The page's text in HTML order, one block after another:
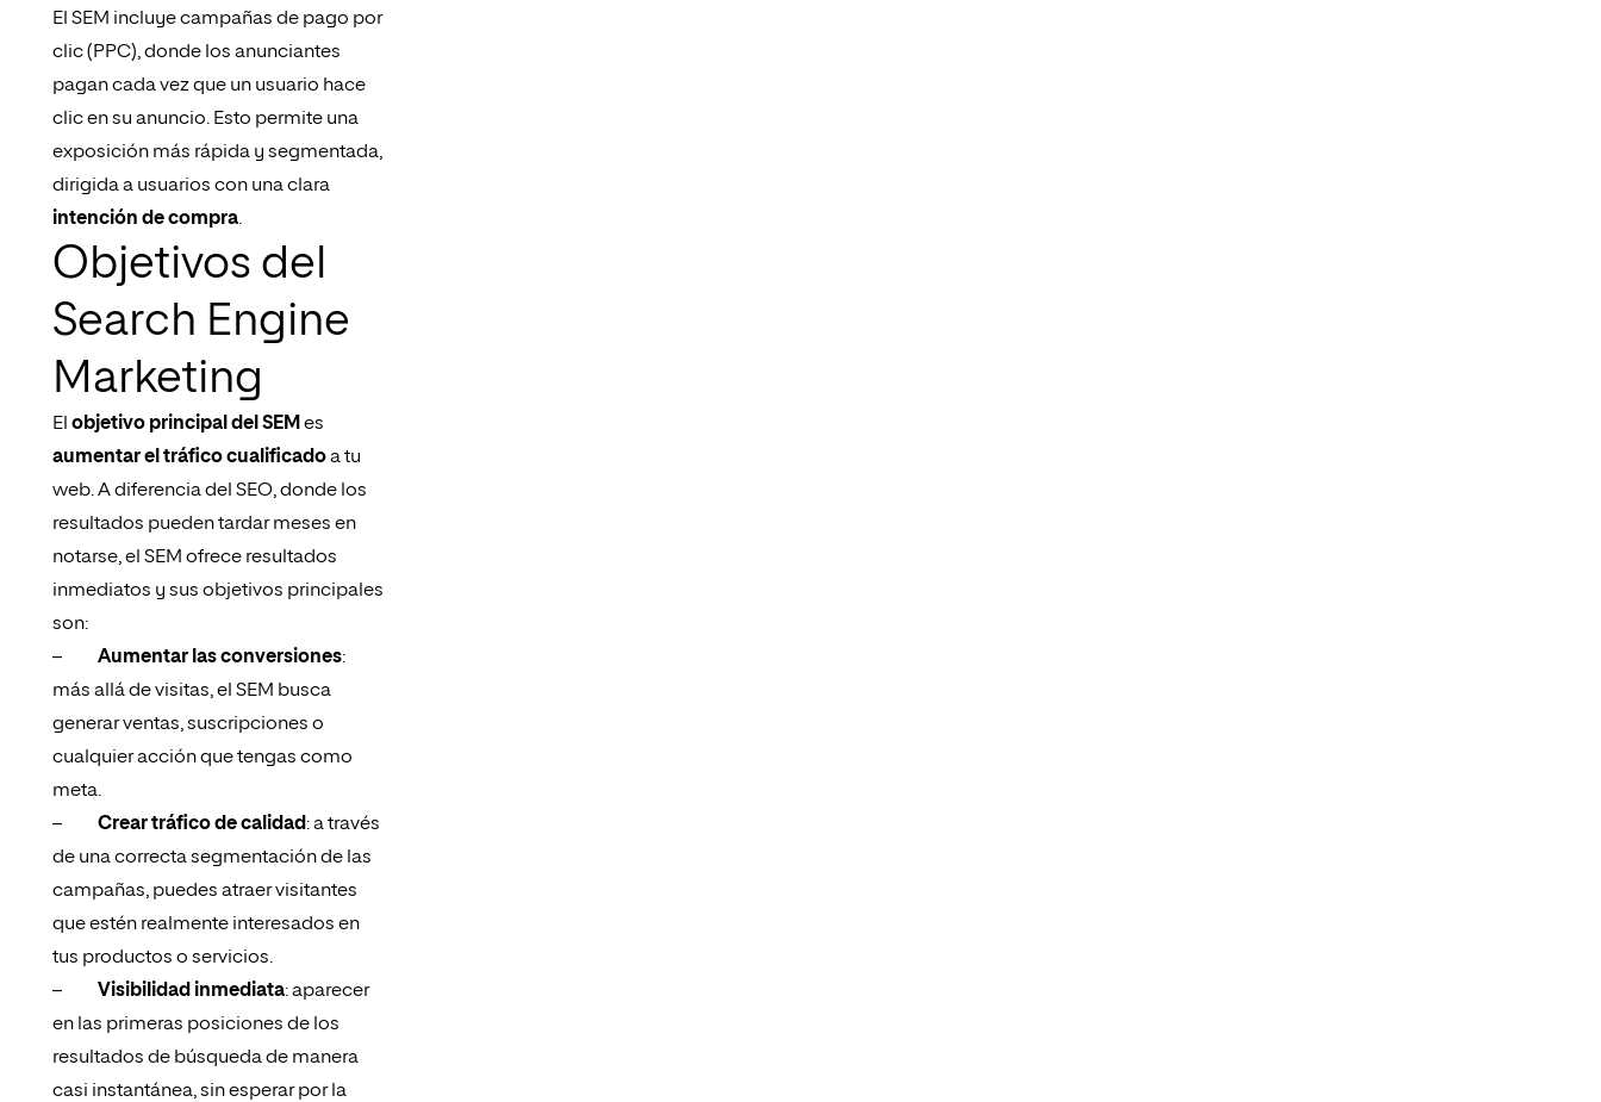
El SEM incluye campañas de pago por
clic (PPC), donde los anunciantes
pagan cada vez que un usuario hace
clic en su anuncio. Esto permite una
exposición más rápida y segmentada,
dirigida a usuarios con una clara
intención de compra.
Objetivos del
Search Engine
Marketing
El objetivo principal del SEM es
aumentar el tráfico cualificadoa tu
web. A diferencia del SEO, donde los
resultados pueden tardar meses en
notarse, el SEM ofrece resultados
inmediatos y sus objetivos principales
son:
– Aumentar las conversiones:
más allá de visitas, el SEM busca
generar ventas, suscripciones o
cualquier acción que tengas como
meta.
– Crear tráfico de calidad: a través
de una correcta segmentación de las
campañas, puedes atraer visitantes
que estén realmente interesados en
tus productos o servicios.
– Visibilidad inmediata: aparecer
en las primeras posiciones de los
resultados de búsqueda de manera
casi instantánea, sin esperar por la